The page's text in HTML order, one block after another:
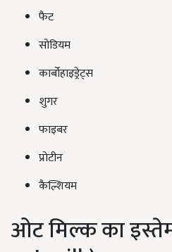
फैट
सोडियम
कार्बोहाइड्रेट्स
शुगर
फाइबर
प्रोटीन
कैल्शियम
ओट मिल्क का